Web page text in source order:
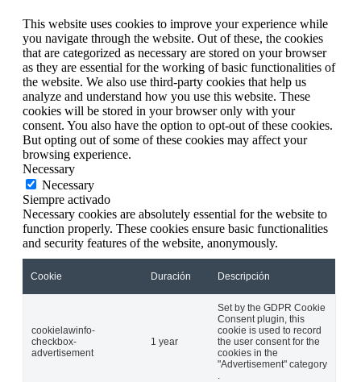
This website uses cookies to improve your experience while
you navigate through the website. Out of these, the cookies
that are categorized as necessary are stored on your browser
as they are essential for the working of basic functionalities of
the website. We also use third-party cookies that help us
analyze and understand how you use this website. These
cookies will be stored in your browser only with your
consent. You also have the option to opt-out of these cookies.
But opting out of some of these cookies may affect your
browsing experience.
Necessary
Necessary
Siempre activado
Necessary cookies are absolutely essential for the website to
function properly. These cookies ensure basic functionalities
and security features of the website, anonymously.
Cookie Duración Descripción
cookielawinfo-
checkbox-
advertisement
1 year
Set by the GDPR Cookie
Consent plugin, this
cookie is used to record
the user consent for the
cookies in the
"Advertisement" category
.